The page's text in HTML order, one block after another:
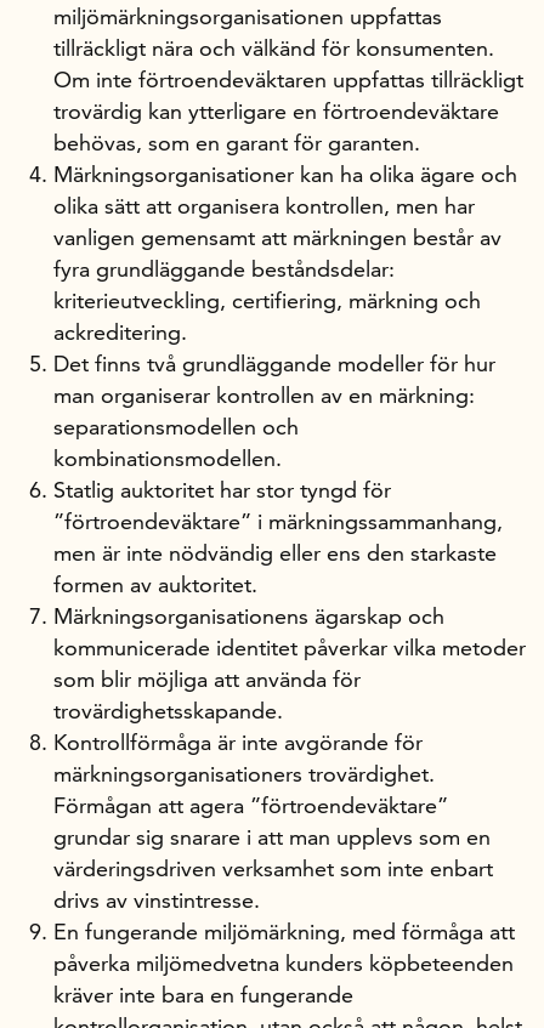
miljömärkningsorganisationen uppfattas
tillräckligt nära och välkänd för konsumenten.
Om inte förtroendeväktaren uppfattas tillräckligt
trovärdig kan ytterligare en förtroendeväktare
behövas, som en garant för garanten.
Märkningsorganisationer kan ha olika ägare och
olika sätt att organisera kontrollen, men har
vanligen gemensamt att märkningen består av
fyra grundläggande beståndsdelar:
kriterieutveckling, certifiering, märkning och
ackreditering.
Det finns två grundläggande modeller för hur
man organiserar kontrollen av en märkning:
separationsmodellen och
kombinationsmodellen.
Statlig auktoritet har stor tyngd för
”förtroendeväktare” i märkningssammanhang,
men är inte nödvändig eller ens den starkaste
formen av auktoritet.
Märkningsorganisationens ägarskap och
kommunicerade identitet påverkar vilka metoder
som blir möjliga att använda för
trovärdighetsskapande.
Kontrollförmåga är inte avgörande för
märkningsorganisationers trovärdighet.
Förmågan att agera ”förtroendeväktare”
grundar sig snarare i att man upplevs som en
värderingsdriven verksamhet som inte enbart
drivs av vinstintresse.
En fungerande miljömärkning, med förmåga att
påverka miljömedvetna kunders köpbeteenden
kräver inte bara en fungerande